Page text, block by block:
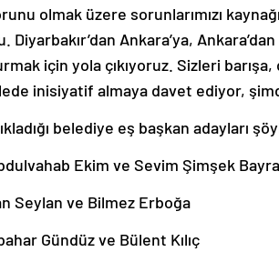
olmak üzere sorunlarımızı
Diyarbakır’dan Ankara’ya,
için yola çıkıyoruz. Sizleri
inisiyatif almaya davet ediyor,
belediye eş başkan adayları
Ekim ve Sevim Şimşek
Seylan ve Bilmez Erboğa
Gündüz ve Bülent Kılıç